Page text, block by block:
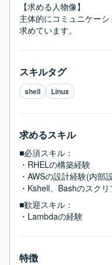
【求める人物像】
主体的にコミュニケー
求めています。
スキルタグ
shell Linux
求めるスキル
■必須スキル：
・RHELの構築経験
・AWSの設計経験(内部
・Kshell、Bashのスク
■歓迎スキル：
・Lambdaの経験
特徴